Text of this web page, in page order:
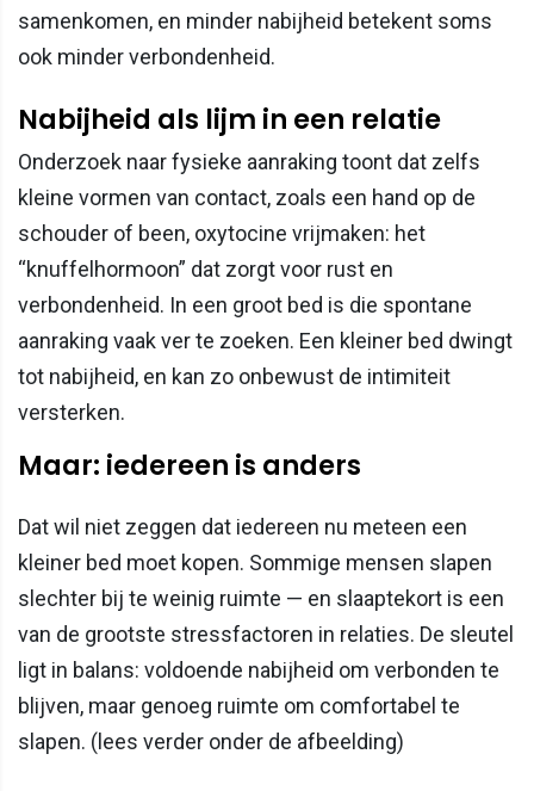
samenkomen, en minder nabijheid betekent soms
ook minder verbondenheid.
Nabijheid als lijm in een relatie
Onderzoek naar fysieke aanraking toont dat zelfs
kleine vormen van contact, zoals een hand op de
schouder of been, oxytocine vrijmaken: het
“knuffelhormoon” dat zorgt voor rust en
verbondenheid. In een groot bed is die spontane
aanraking vaak ver te zoeken. Een kleiner bed dwingt
tot nabijheid, en kan zo onbewust de intimiteit
versterken.
Maar: iedereen is anders
Dat wil niet zeggen dat iedereen nu meteen een
kleiner bed moet kopen. Sommige mensen slapen
slechter bij te weinig ruimte — en slaaptekort is een
van de grootste stressfactoren in relaties. De sleutel
ligt in balans: voldoende nabijheid om verbonden te
blijven, maar genoeg ruimte om comfortabel te
slapen. (lees verder onder de afbeelding)